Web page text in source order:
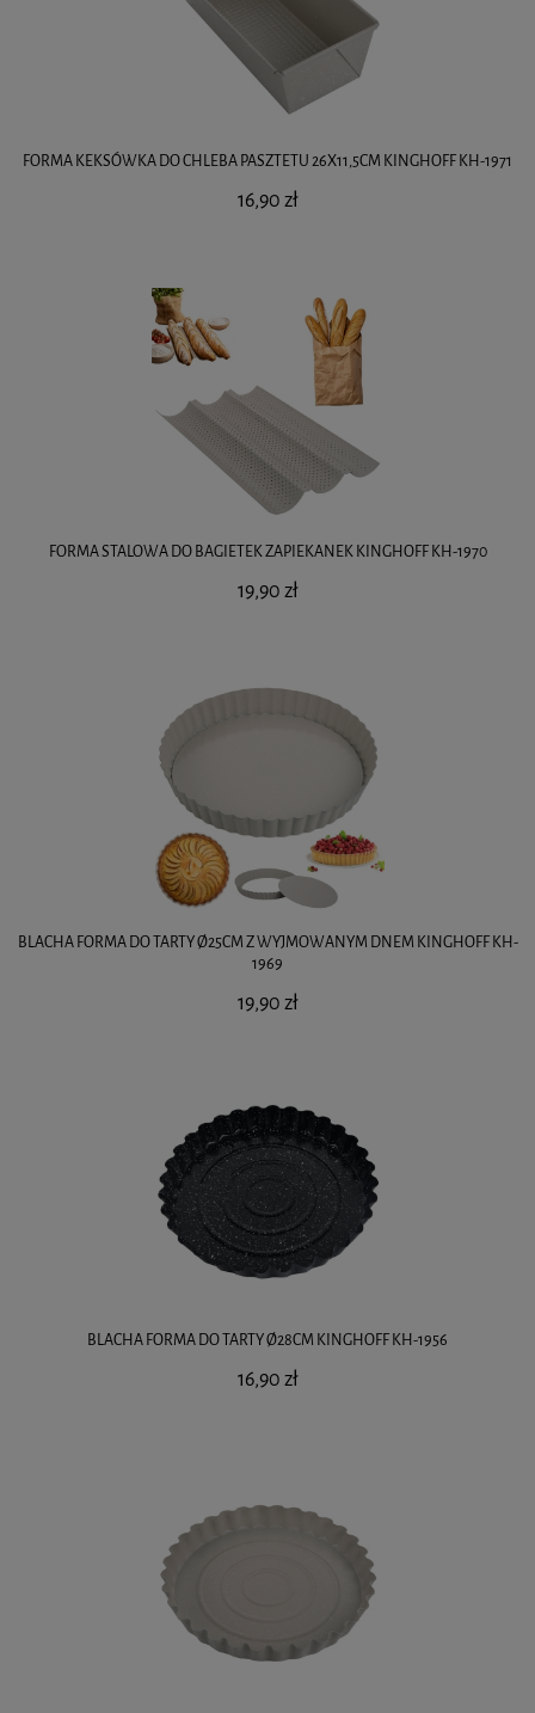
FORMA KEKSÓWKA DO CHLEBA PASZTETU 26X11,5CM KINGHOFF KH-1971
16,90 zł
FORMA STALOWA DO BAGIETEK ZAPIEKANEK KINGHOFF KH-1970
19,90 zł
BLACHA FORMA DO TARTY Ø25CM Z WYJMOWANYM DNEM KINGHOFF KH-
1969
19,90 zł
BLACHA FORMA DO TARTY Ø28CM KINGHOFF KH-1956
16,90 zł